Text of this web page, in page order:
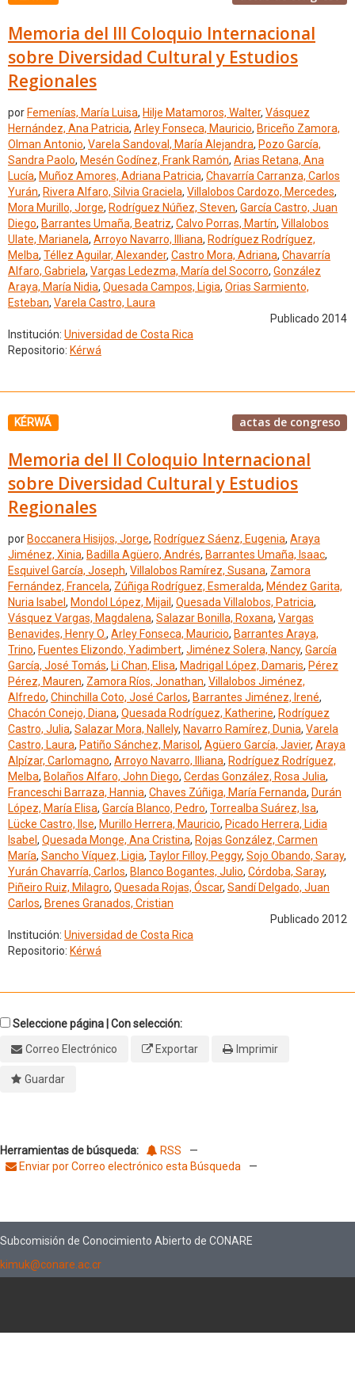
Memoria del III Coloquio Internacional
sobre Diversidad Cultural y Estudios
Regionales
por Femenías, María Luisa, Hilje Matamoros, Walter, Vásquez
Hernández, Ana Patricia, Arley Fonseca, Mauricio, Briceño Zamora,
Olman Antonio, Varela Sandoval, María Alejandra, Pozo García,
Sandra Paolo, Mesén Godínez, Frank Ramón, Arias Retana, Ana
Lucía, Muñoz Amores, Adriana Patricia, Chavarría Carranza, Carlos
Yurán, Rivera Alfaro, Silvia Graciela, Villalobos Cardozo, Mercedes,
Mora Murillo, Jorge, Rodríguez Núñez, Steven, García Castro, Juan
Diego, Barrantes Umaña, Beatriz, Calvo Porras, Martín, Villalobos
Ulate, Marianela, Arroyo Navarro, Illiana, Rodríguez Rodríguez,
Melba, Téllez Aguilar, Alexander, Castro Mora, Adriana, Chavarría
Alfaro, Gabriela, Vargas Ledezma, María del Socorro, González
Araya, María Nidia, Quesada Campos, Ligia, Orias Sarmiento,
Esteban, Varela Castro, Laura
Publicado 2014
Institución: Universidad de Costa Rica
Repositorio: Kérwá
KÉRWÁ actas de congreso
Memoria del II Coloquio Internacional
sobre Diversidad Cultural y Estudios
Regionales
por Boccanera Hisijos, Jorge, Rodríguez Sáenz, Eugenia, Araya
Jiménez, Xinia, Badilla Agüero, Andrés, Barrantes Umaña, Isaac,
Esquivel García, Joseph, Villalobos Ramírez, Susana, Zamora
Fernández, Francela, Zúñiga Rodríguez, Esmeralda, Méndez Garita,
Nuria Isabel , Mondol López, Mijail , Quesada Villalobos, Patricia,
Vásquez Vargas, Magdalena, Salazar Bonilla, Roxana, Vargas
Benavides, Henry O., Arley Fonseca, Mauricio, Barrantes Araya,
Trino, Fuentes Elizondo, Yadimbert, Jiménez Solera, Nancy, García
García, José Tomás, Li Chan, Elisa, Madrigal López, Damaris, Pérez
Pérez, Mauren, Zamora Ríos, Jonathan, Villalobos Jiménez,
Alfredo, Chinchilla Coto, José Carlos, Barrantes Jiménez, Irené,
Chacón Conejo, Diana, Quesada Rodríguez, Katherine, Rodríguez
Castro, Julia, Salazar Mora, Nallely, Navarro Ramírez, Dunia, Varela
Castro, Laura, Patiño Sánchez, Marisol , Agüero García, Javier, Araya
Alpízar, Carlomagno, Arroyo Navarro, Illiana, Rodríguez Rodríguez,
Melba, Bolaños Alfaro, John Diego, Cerdas González, Rosa Julia,
Franceschi Barraza, Hannia, Chaves Zúñiga, María Fernanda, Durán
López, María Elisa, García Blanco, Pedro, Torrealba Suárez, Isa,
Lücke Castro, Ilse, Murillo Herrera, Mauricio, Picado Herrera, Lidia
Isabel , Quesada Monge, Ana Cristina, Rojas González, Carmen
María, Sancho Víquez, Ligia, Taylor Filloy, Peggy, Sojo Obando, Saray,
Yurán Chavarría, Carlos, Blanco Bogantes, Julio, Córdoba, Saray,
Piñeiro Ruiz, Milagro, Quesada Rojas, Óscar, Sandí Delgado, Juan
Carlos, Brenes Granados, Cristian
Publicado 2012
Institución: Universidad de Costa Rica
Repositorio: Kérwá
Seleccione página | Con selección:
Correo Electrónico
Exportar Imprimir
Guardar
Herramientas de búsqueda: RSS
—
Enviar por Correo electrónico esta Búsqueda
—
Subcomisión de Conocimiento Abierto de CONARE
kimuk@conare.ac.cr